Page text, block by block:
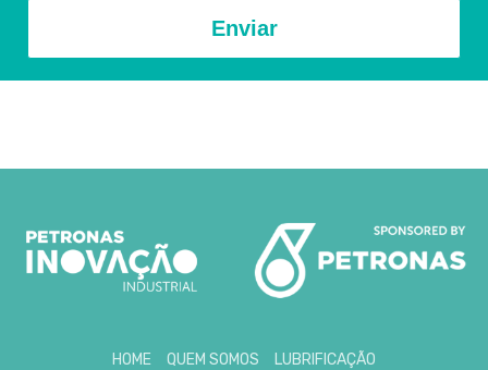
Enviar
HOME QUEM SOMOS LUBRIFICAÇÃO